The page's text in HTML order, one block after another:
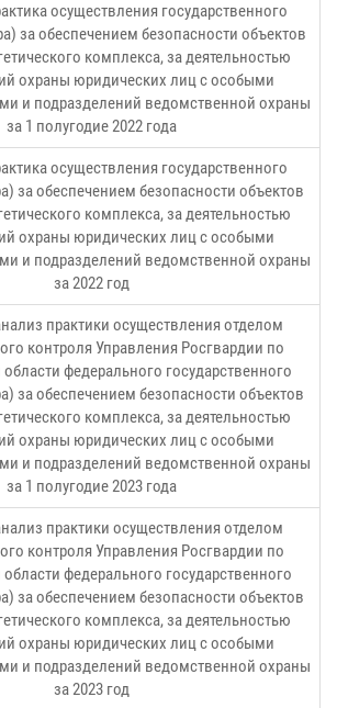
осуществления государственного
за обеспечением безопасности объектов
комплекса, за деятельностью
охраны юридических лиц с особыми
и подразделений ведомственной охраны
за 1 полугодие 2022 года
осуществления государственного
за обеспечением безопасности объектов
комплекса, за деятельностью
охраны юридических лиц с особыми
и подразделений ведомственной охраны
за 2022 год
практики осуществления отделом
контроля Управления Росгвардии по
федерального государственного
за обеспечением безопасности объектов
комплекса, за деятельностью
охраны юридических лиц с особыми
и подразделений ведомственной охраны
за 1 полугодие 2023 года
практики осуществления отделом
контроля Управления Росгвардии по
федерального государственного
за обеспечением безопасности объектов
комплекса, за деятельностью
охраны юридических лиц с особыми
и подразделений ведомственной охраны
за 2023 год